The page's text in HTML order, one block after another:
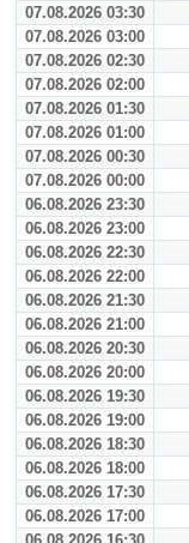
07.08.2026 03:30
07.08.2026 03:00
07.08.2026 02:30
07.08.2026 02:00
07.08.2026 01:30
07.08.2026 01:00
07.08.2026 00:30
07.08.2026 00:00
06.08.2026 23:30
06.08.2026 23:00
06.08.2026 22:30
06.08.2026 22:00
06.08.2026 21:30
06.08.2026 21:00
06.08.2026 20:30
06.08.2026 20:00
06.08.2026 19:30
06.08.2026 19:00
06.08.2026 18:30
06.08.2026 18:00
06.08.2026 17:30
06.08.2026 17:00